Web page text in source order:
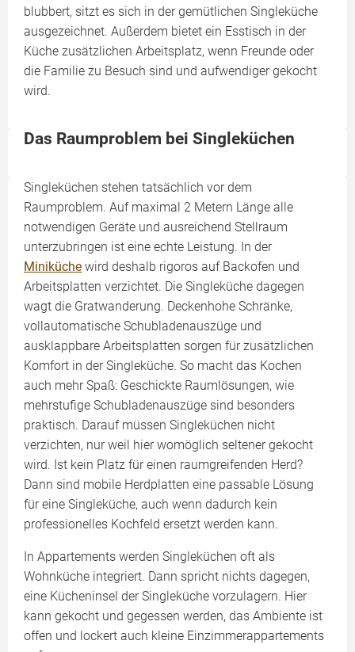
blubbert, sitzt es sich in der gemütlichen Singleküche
ausgezeichnet. Außerdem bietet ein Esstisch in der
Küche zusätzlichen Arbeitsplatz, wenn Freunde oder
die Familie zu Besuch sind und aufwendiger gekocht
wird.
Das Raumproblem bei Singleküchen
Singleküchen stehen tatsächlich vor dem
Raumproblem. Auf maximal 2 Metern Länge alle
notwendigen Geräte und ausreichend Stellraum
unterzubringen ist eine echte Leistung. In der
Miniküche wird deshalb rigoros auf Backofen und
Arbeitsplatten verzichtet. Die Singleküche dagegen
wagt die Gratwanderung. Deckenhohe Schränke,
vollautomatische Schubladenauszüge und
ausklappbare Arbeitsplatten sorgen für zusätzlichen
Komfort in der Singleküche. So macht das Kochen
auch mehr Spaß: Geschickte Raumlösungen, wie
mehrstufige Schubladenauszüge sind besonders
praktisch. Darauf müssen Singleküchen nicht
verzichten, nur weil hier womöglich seltener gekocht
wird. Ist kein Platz für einen raumgreifenden Herd?
Dann sind mobile Herdplatten eine passable Lösung
für eine Singleküche, auch wenn dadurch kein
professionelles Kochfeld ersetzt werden kann.
In Appartements werden Singleküchen oft als
Wohnküche integriert. Dann spricht nichts dagegen,
eine Kücheninsel der Singleküche vorzulagern. Hier
kann gekocht und gegessen werden, das Ambiente ist
offen und lockert auch kleine Einzimmerappartements